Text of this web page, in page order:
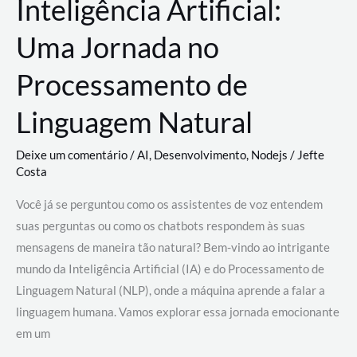
Inteligência Artificial:
Uma Jornada no
Processamento de
Linguagem Natural
Deixe um comentário/AI, Desenvolvimento, Nodejs / Jefte
Costa
Você já se perguntou como os assistentes de voz entendem
suas perguntas ou como os chatbots respondem às suas
mensagens de maneira tão natural? Bem-vindo ao intrigante
mundo da Inteligência Artificial (IA) e do Processamento de
Linguagem Natural (NLP), onde a máquina aprende a falar a
linguagem humana. Vamos explorar essa jornada emocionante
em um